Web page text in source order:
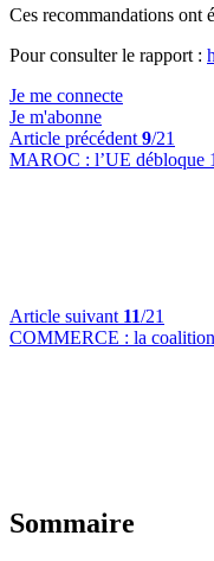
Ces recommandations ont
Pour consulter le rapport :
Je me connecte
Je m'abonne
Article précédent 9/21
MAROC : l’UE débloque
Article suivant 11/21
COMMERCE : la
Sommaire